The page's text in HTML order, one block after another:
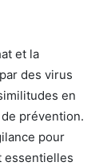
et la
des virus
en
prévention.
pour
essentielles